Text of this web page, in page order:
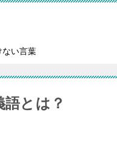
ない言葉
とは？